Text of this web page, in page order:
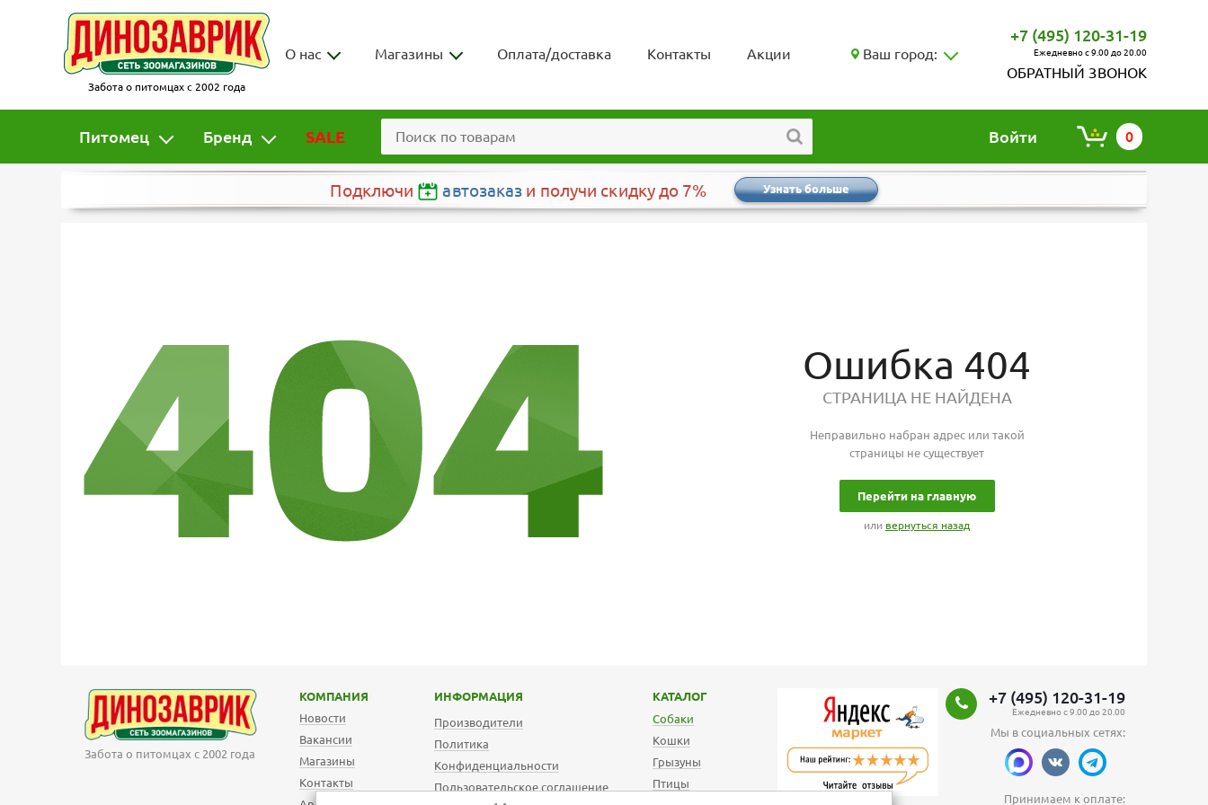
Забота о питомцах с 2002 года
О нас Магазины Оплата/доставка Контакты Акции Ваш город:
+7 (495) 120-31-19
Ежедневно с 9.00 до 20.00
ОБРАТНЫЙ ЗВОНОК
Питомец Бренд SALE Войти 0
Подключи автозаказ и получи скидку до 7% Узнать больше
Ошибка 404
СТРАНИЦА НЕ НАЙДЕНА
Неправильно набран адрес или такой
страницы не существует
Перейти на главную
или вернуться назад
Забота о питомцах с 2002 года
КОМПАНИЯ
Новости
Вакансии
Магазины
Контакты
ИНФОРМАЦИЯ
Производители
Политика
Конфиденциальности
Пользовательское соглашение
КАТАЛОГ
Собаки
Кошки
Грызуны
Птицы
+7 (495) 120-31-19
Ежедневно с 9.00 до 20.00
Мы в социальных сетях:
Принимаем к оплате: